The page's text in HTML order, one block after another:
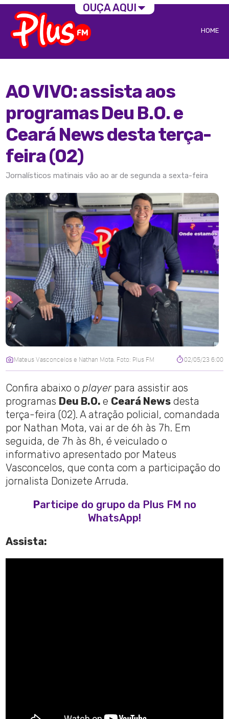
HOME
AO VIVO: assista aos
programas Deu B.O. e
Ceará News desta terça-
feira (02)
Jornalísticos matinais vão ao ar de segunda a sexta-feira
Mateus Vasconcelos e Nathan Mota. Foto: Plus FM 02/05/23 6:00
Confira abaixo oplayerpara assistir aos
programas Deu B.O.e Ceará News desta
terça-feira (02). A atração policial, comandada
por Nathan Mota, vai ar de 6h às 7h. Em
seguida, de 7h às 8h, é veiculado o
informativo apresentado por Mateus
Vasconcelos, que conta com a participação do
jornalista Donizete Arruda.
Participe do grupo da Plus FM no
WhatsApp!
Assista:
OUÇA AQUI